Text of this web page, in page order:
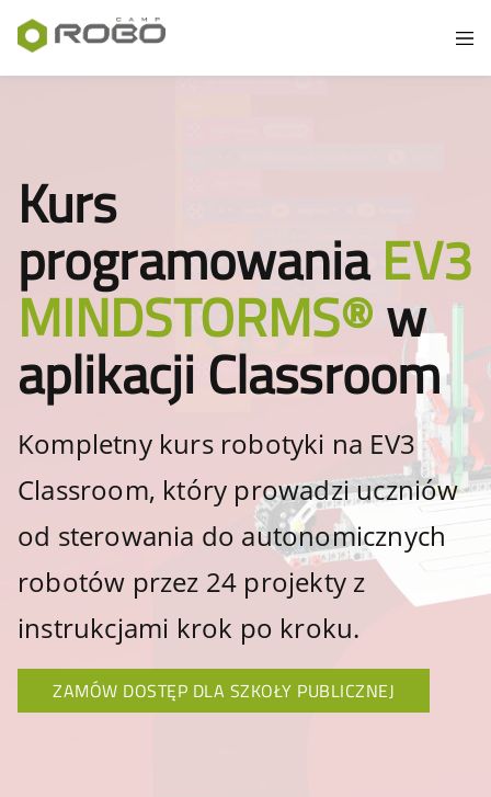
Kurs
programowaniaEV3
MINDSTORMS®w
aplikacji Classroom
Kompletny kurs robotyki na EV3
Classroom, który prowadzi uczniów
od sterowania do autonomicznych
robotów przez 24 projekty z
instrukcjami krok po kroku.
ZAMÓW DOSTĘP DLA SZKOŁY PUBLICZNEJ